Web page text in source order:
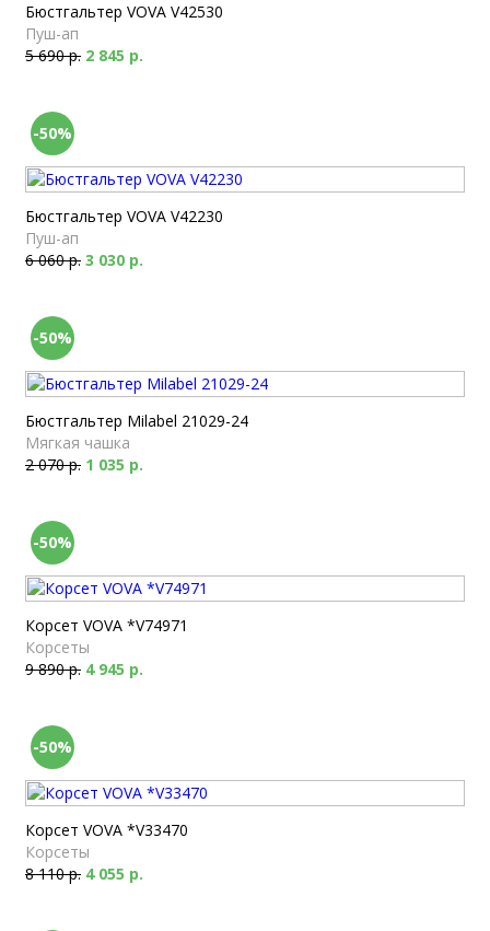
Бюстгальтер VOVA V42530
Пуш-ап
5 690 р. 2 845 р.
-50%
Бюстгальтер VOVA V42230
Пуш-ап
6 060 р. 3 030 р.
-50%
Бюстгальтер Milabel 21029-24
Мягкая чашка
2 070 р. 1 035 р.
-50%
Корсет VOVA *V74971
Корсеты
9 890 р. 4 945 р.
-50%
Корсет VOVA *V33470
Корсеты
8 110 р. 4 055 р.